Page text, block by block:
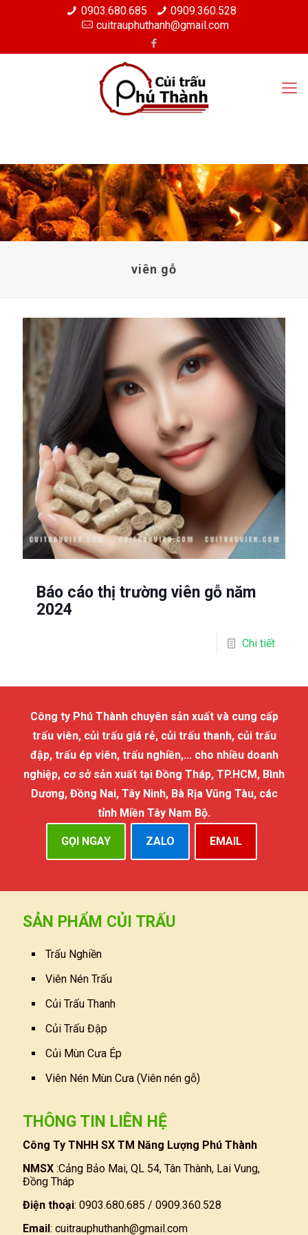
0903.680.685
0909.360.528
cuitrauphuthanh@gmail.com
viên gỗ
Báo cáo thị trường viên gỗ năm
2024
Chi tiết
Công ty Phú Thành chuyên sản xuất và cung cấp
trấu viên, củi trấu giá rẻ, củi trấu thanh, củi trấu
đập, trấu ép viên, trấu nghiền,... cho nhiều doanh
nghiệp, cơ sở sản xuất tại Đồng Tháp, TP.HCM, Bình
Dương, Đồng Nai, Tây Ninh, Bà Rịa Vũng Tàu, các
tỉnh Miền Tây Nam Bộ.
GỌI NGAY ZALO EMAIL
SẢN PHẨM CỦI TRẤU
Trấu Nghiền
Viên Nén Trấu
Củi Trấu Thanh
Củi Trấu Đập
Củi Mùn Cưa Ép
Viên Nén Mùn Cưa (Viên nén gỗ)
THÔNG TIN LIÊN HỆ
Công Ty TNHH SX TM Năng Lượng Phú Thành
NMSX :Cảng Bảo Mai, QL 54, Tân Thành, Lai Vung,
Đồng Tháp
Điện thoại: 0903.680.685 / 0909.360.528
Email: cuitrauphuthanh@gmail.com